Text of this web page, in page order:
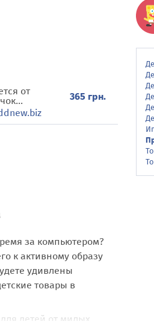
от
365 грн.
за компьютером?
к активному образу
удивлены
товары в